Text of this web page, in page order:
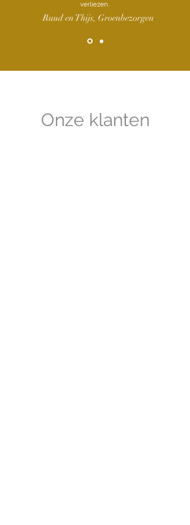
verliezen.
Ruud en Thijs, Groenbezorgen
Onze klanten